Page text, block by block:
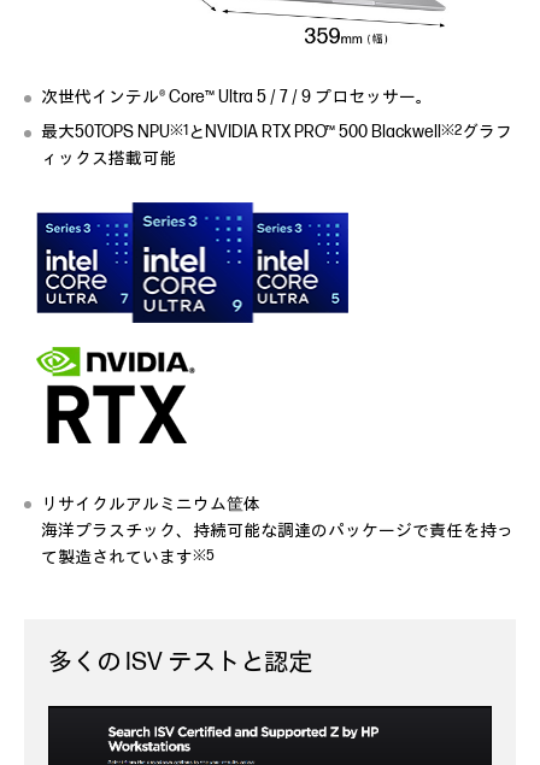
次世代インテル® Core™ Ultra 5 / 7 / 9 プロセッサー。
最大50TOPS NPU※1 とNVIDIA RTX PRO™ 500 Blackwell ※2グラフ
ィックス搭載可能
リサイクルアルミニウム筐体
海洋プラスチック、持続可能な調達のパッケージで責任を持っ
て製造されています※5
多くの ISV テストと認定